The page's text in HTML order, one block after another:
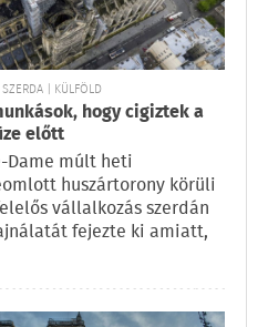
| KÜLFÖLD
hogy cigiztek a
előtt
Dame múlt heti
huszártorony körüli
vállalkozás szerdán
fejezte ki amiatt,